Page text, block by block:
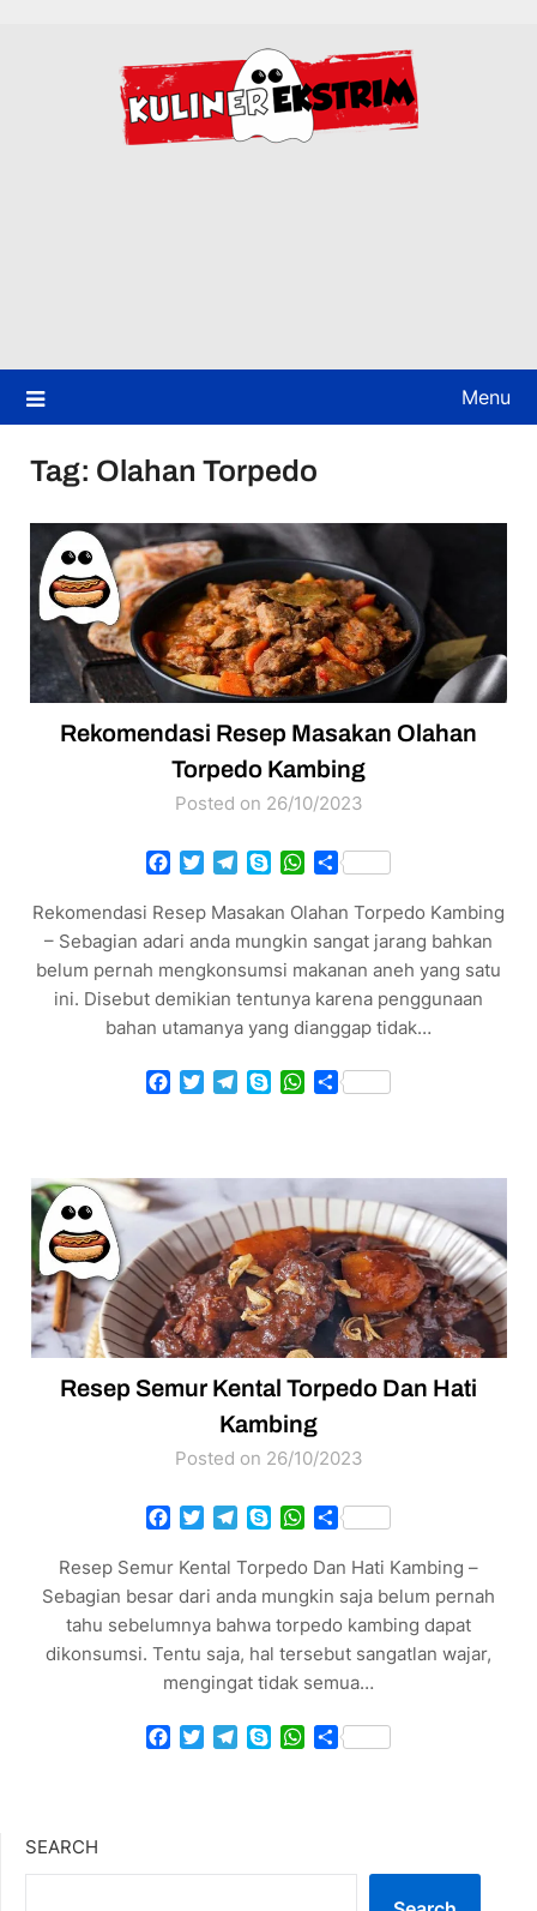
Menu
Tag: Olahan Torpedo
Rekomendasi Resep Masakan Olahan
Torpedo Kambing
Posted on 26/10/2023
Facebook
TwitterTelegram
SkypeWhatsApp
Share
Rekomendasi Resep Masakan Olahan Torpedo Kambing
– Sebagian adari anda mungkin sangat jarang bahkan
belum pernah mengkonsumsi makanan aneh yang satu
ini. Disebut demikian tentunya karena penggunaan
bahan utamanya yang dianggap tidak…
Facebook
TwitterTelegram
SkypeWhatsApp
Share
Resep Semur Kental Torpedo Dan Hati
Kambing
Posted on 26/10/2023
Facebook
TwitterTelegram
SkypeWhatsApp
Share
Resep Semur Kental Torpedo Dan Hati Kambing –
Sebagian besar dari anda mungkin saja belum pernah
tahu sebelumnya bahwa torpedo kambing dapat
dikonsumsi. Tentu saja, hal tersebut sangatlan wajar,
mengingat tidak semua…
Facebook
TwitterTelegram
SkypeWhatsApp
Share
SEARCH